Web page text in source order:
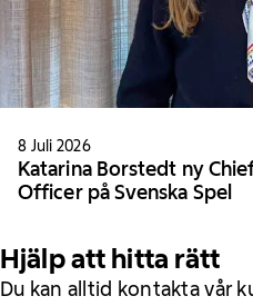
8 Juli 2026
Katarina Borstedt ny
Officer på Svenska Spel
Hjälp att hitta rätt
Du kan alltid kontakta vår